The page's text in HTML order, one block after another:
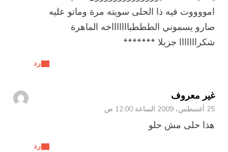
رد
امووووت فيه ذا الحلى سويته مرة وماتو عليه
صارو يسموني الطططباااااااخه الماهرة
شكرااااااا جزيلا *******
غير معروف
25 أغسطس، 2009 الساعة 12:00 ص
رد
هذا حلى مش حلو